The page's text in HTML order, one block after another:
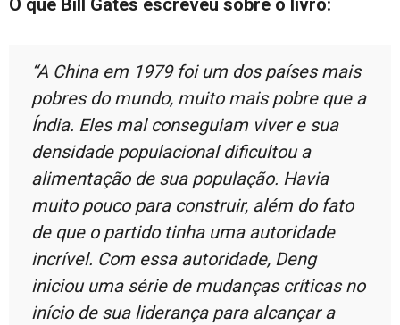
O que Bill Gates escreveu sobre o livro:
“A China em 1979 foi um dos países mais
pobres do mundo, muito mais pobre que a
Índia. Eles mal conseguiam viver e sua
densidade populacional dificultou a
alimentação de sua população. Havia
muito pouco para construir, além do fato
de que o partido tinha uma autoridade
incrível. Com essa autoridade, Deng
iniciou uma série de mudanças críticas no
início de sua liderança para alcançar a